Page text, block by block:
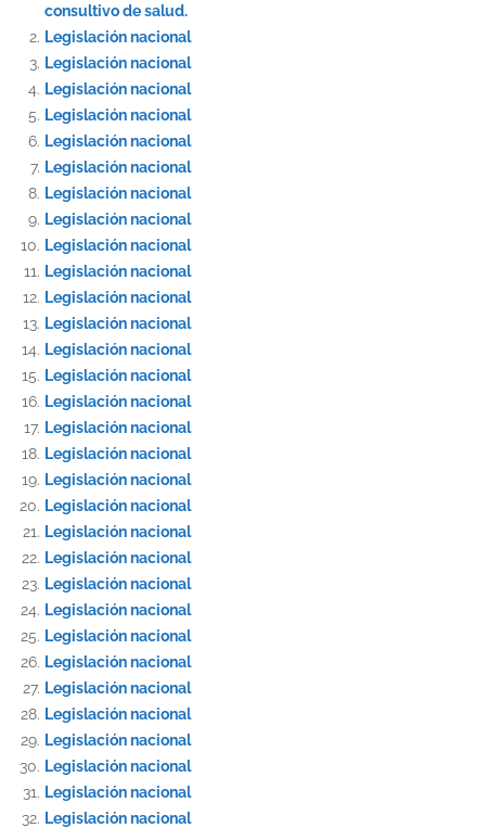
consultivo de salud.
Legislación nacional
Legislación nacional
Legislación nacional
Legislación nacional
Legislación nacional
Legislación nacional
Legislación nacional
Legislación nacional
Legislación nacional
Legislación nacional
Legislación nacional
Legislación nacional
Legislación nacional
Legislación nacional
Legislación nacional
Legislación nacional
Legislación nacional
Legislación nacional
Legislación nacional
Legislación nacional
Legislación nacional
Legislación nacional
Legislación nacional
Legislación nacional
Legislación nacional
Legislación nacional
Legislación nacional
Legislación nacional
Legislación nacional
Legislación nacional
Legislación nacional